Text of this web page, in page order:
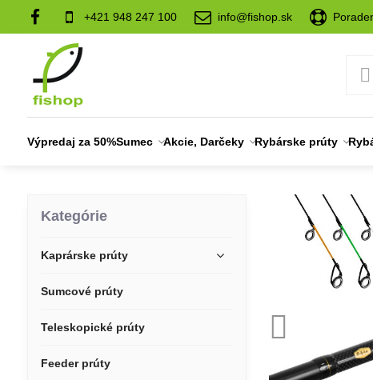
+421 948 247 100 info@fishop.sk
Výpredaj za 50%Sumec Akcie, Darčeky Rybárske prúty
Kategórie
Kaprárske prúty
Sumcové prúty
Teleskopické prúty
Feeder prúty